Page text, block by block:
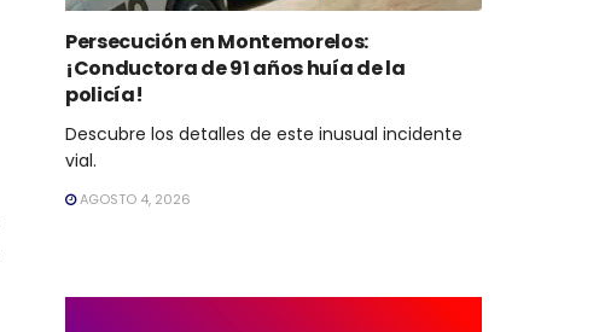
Persecución en Montemorelos:
¡Conductora de 91 años huía de la
policía!
Descubre los detalles de este inusual incidente
vial.
AGOSTO 4, 2026